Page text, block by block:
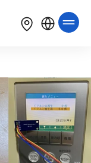
Bahasa Indonesia